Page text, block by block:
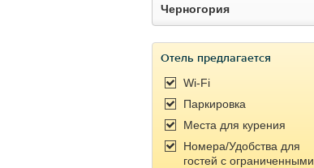
Черногория
Отель предлагается
Wi-Fi
Паркировка
Места для курения
Номера/Удобства для
гостей с ограниченными